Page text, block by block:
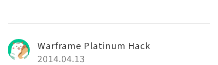
Warframe Platinum Hack
2014.04.13